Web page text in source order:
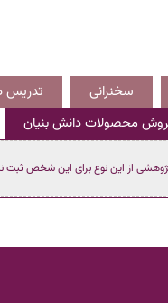
سخنرانی تدریس
محصولات دانش بنیان
از این نوع برای این شخص